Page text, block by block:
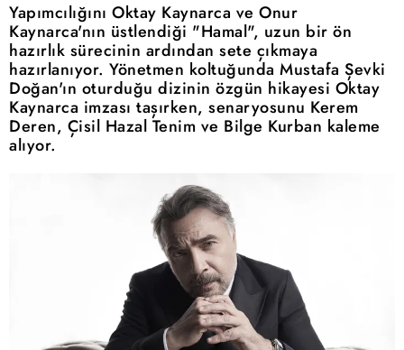
Yapımcılığını Oktay Kaynarca ve Onur
Kaynarca'nın üstlendiği "Hamal", uzun bir ön
hazırlık sürecinin ardından sete çıkmaya
hazırlanıyor. Yönetmen koltuğunda Mustafa Şevki
Doğan'ın oturduğu dizinin özgün hikayesi Oktay
Kaynarca imzası taşırken, senaryosunu Kerem
Deren, Çisil Hazal Tenim ve Bilge Kurban kaleme
alıyor.